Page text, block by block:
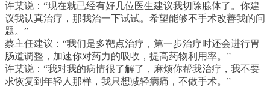
许某说：“现在就已经有好几位医生建议我切除腺体了。你建
议我认真治疗，那我治一下试试。希望能够不手术改善我的问
题。”
蔡主任建议：“我们是多靶点治疗，第一步治疗时还会进行胃
肠道调整，加速你对药力的吸收，提高药物利用率。”
许某说：“我对我的病情很了解了，麻烦你帮我治疗，我不要
求恢复到年轻人那样，我只想减轻病痛，不做手术。”